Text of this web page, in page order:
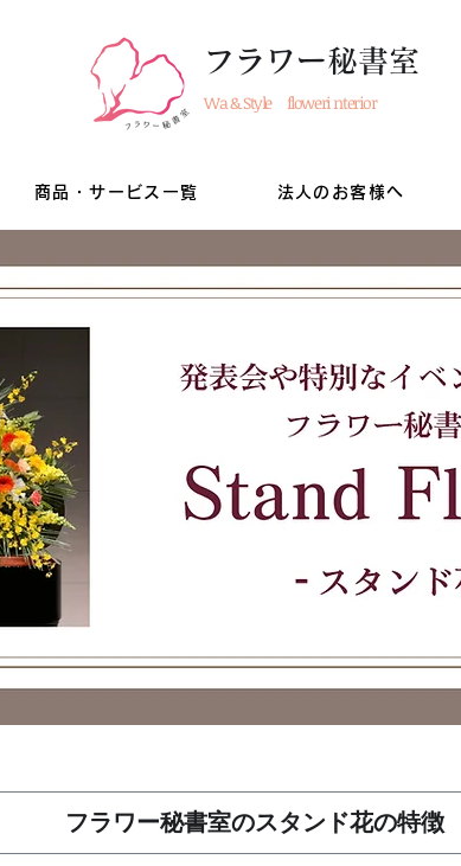
フラワー秘書室
Wa & Style floweri nterior
商品・サービス一覧 法人のお客様へ
​フラワー秘書室のスタンド花の特徴